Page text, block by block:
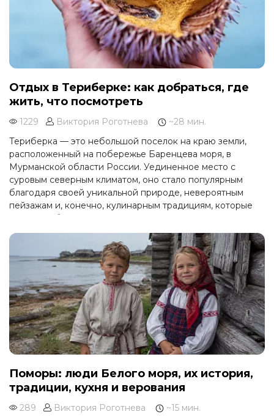
Отдых в Териберке: как добраться, где
жить, что посмотреть
1229 Виктория Роготнева
~28 мин.
Териберка — это небольшой поселок на краю земли,
расположенный на побережье Баренцева моря, в
Мурманской области России. Уединенное место с
суровым северным климатом, оно стало популярным
благодаря своей уникальной природе, невероятным
пейзажам и, конечно, кулинарным традициям, которые
связаны с богатствами Арктики.
Поморы: люди Белого моря, их история,
традиции, кухня и верования
289 Виктория Роготнева ~15 мин.